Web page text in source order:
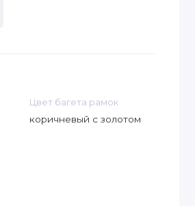
Цвет багета рамок
коричневый с золотом